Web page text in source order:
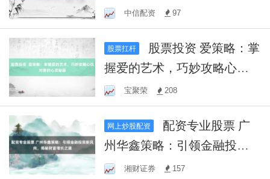
长的秘密武器，实现资产最
大化
中信配资 97
股票扛杆
握爱的艺术，巧妙攻略心仪
对象的心灵秘籍
宝聚荣 208
网上炒股配资
州华鑫策略：引领金融投资
新风向，揭秘财富增长之道
湘财证券 157